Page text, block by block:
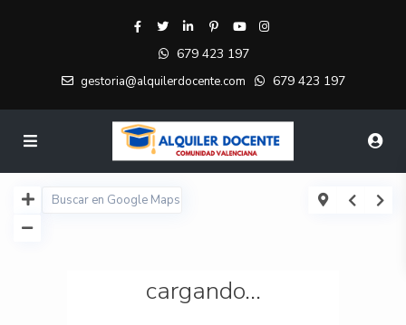
679 423 197
gestoria@alquilerdocente.com 679 423 197
cargando...